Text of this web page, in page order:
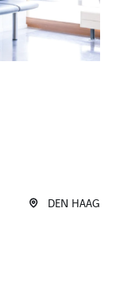
DEN HAAG